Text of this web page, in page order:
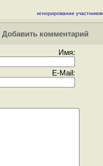
игнорирование участников
Добавить комментарий
Имя:
E-Mail: